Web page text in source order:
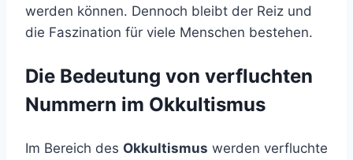
werden können. Dennoch bleibt der Reiz und
die Faszination für viele Menschen bestehen.
Die Bedeutung von verfluchten
Nummern im Okkultismus
Im Bereich des Okkultismus werden verfluchte